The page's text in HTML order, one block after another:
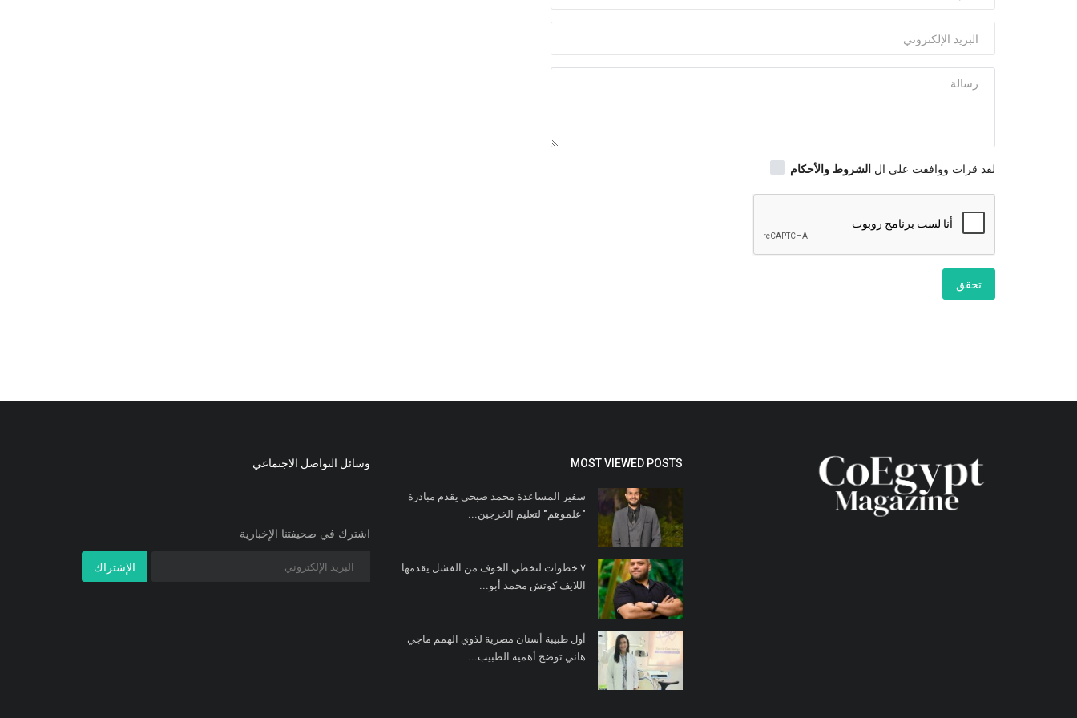
لقد قرات ووافقت على ال الشروط والأحكام
تحقق
MOST VIEWED POSTS
سفير المساعدة محمد صبحي يقدم مبادرة
"علموهم" لتعليم الخرجين...
٧ خطوات لتخطي الخوف من الفشل يقدمها
اللايف كوتش محمد أبو...
أول طبيبة أسنان مصرية لذوي الهمم ماجي
هاني توضح أهمية الطبيب...
وسائل التواصل الاجتماعي
اشترك في صحيفتنا الإخبارية
الإشتراك